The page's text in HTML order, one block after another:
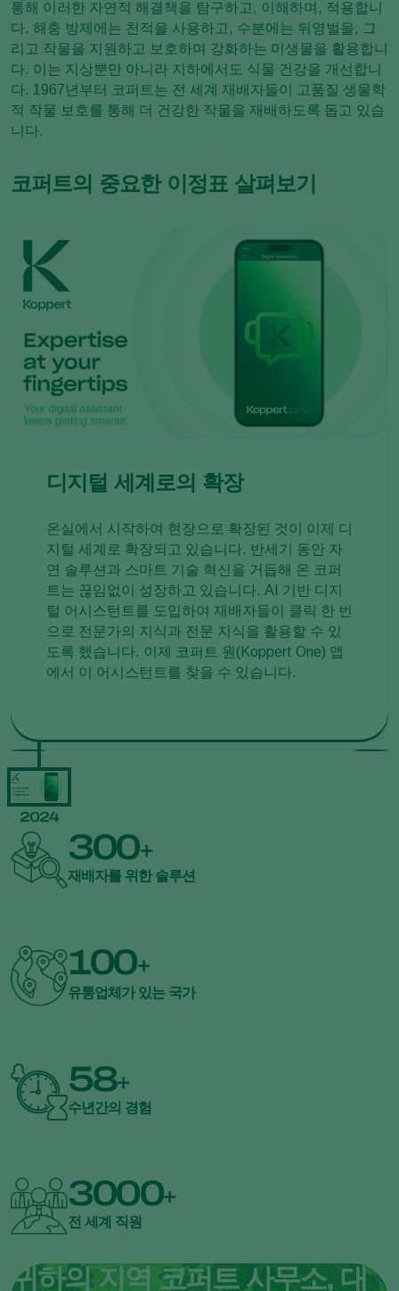
통해 이러한 자연적 해결책을 탐구하고, 이해하며, 적용합니
다. 해충 방제에는 천적을 사용하고, 수분에는 뒤영벌을, 그
리고 작물을 지원하고 보호하며 강화하는 미생물을 활용합니
다. 이는 지상뿐만 아니라 지하에서도 식물 건강을 개선합니
다. 1967년부터 코퍼트는 전 세계 재배자들이 고품질 생물학
적 작물 보호를 통해 더 건강한 작물을 재배하도록 돕고 있습
니다.
코퍼트의 중요한 이정표 살펴보기
디지털 세계로의 확장
온실에서 시작하여 현장으로 확장된 것이 이제 디
지털 세계로 확장되고 있습니다. 반세기 동안 자
연 솔루션과 스마트 기술 혁신을 거듭해 온 코퍼
트는 끊임없이 성장하고 있습니다. AI 기반 디지
털 어시스턴트를 도입하여 재배자들이 클릭 한 번
으로 전문가의 지식과 전문 지식을 활용할 수 있
도록 했습니다. 이제 코퍼트 원(Koppert One) 앱
에서 이 어시스턴트를 찾을 수 있습니다.
2024
300+
재배자를 위한 솔루션
100+
유통업체가 있는 국가
58+
수년간의 경험
3000+
전 세계 직원
귀하의 지역 코퍼트 사무소, 대